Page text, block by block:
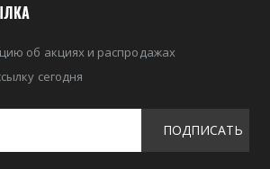
об акциях и распродажах
сегодня
ПОДПИСАТЬ